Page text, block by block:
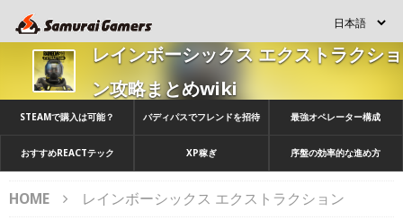
レインボーシックス エクストラクショ
ン攻略まとめwiki
STEAMで購入は可能？ バディパスでフレンドを招待 最強オペレーター構成
おすすめREACTテック XP稼ぎ 序盤の効率的な進め方
HOME レインボーシックス エクストラクション